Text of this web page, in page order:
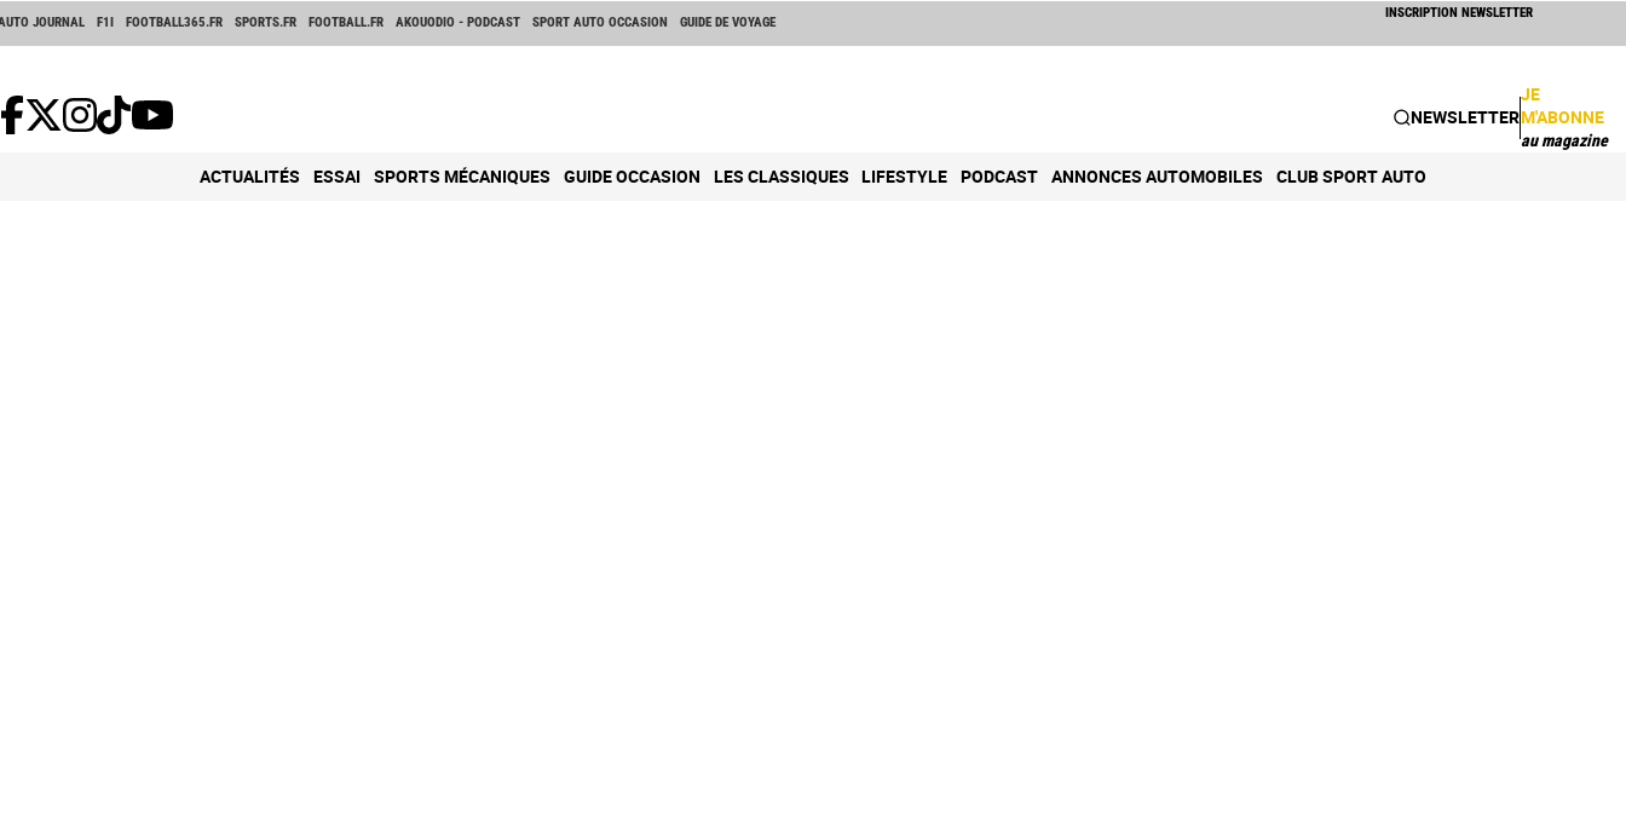
JOURNAL F1I FOOTBALL365.FR SPORTS.FR FOOTBALL.FR AKOUODIO - PODCAST SPORT AUTO OCCASION GUIDE DE VOYAGE
INSCRIPTION NEWSLETTER
NEWSLETTER
JE
M'ABONNE
au magazine
ACTUALITÉS ESSAI SPORTS MÉCANIQUES GUIDE OCCASION LES CLASSIQUES LIFESTYLE PODCAST ANNONCES AUTOMOBILES CLUB SPORT AUTO